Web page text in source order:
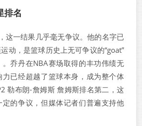
排名
这一结果几乎毫无争议。他的名字已
动，是篮球历史上无可争议的“goat”
。乔丹在NBA赛场取得的丰功伟绩无
力已经超越了篮球本身，成为整个体
勒布朗-詹姆斯 詹姆斯排名第二，这
的争议，但媒体记者们普遍支持他